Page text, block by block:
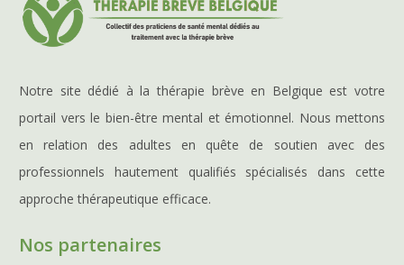
Notre site dédié à la thérapie brève en Belgique est votre
portail vers le bien-être mental et émotionnel. Nous mettons
en relation des adultes en quête de soutien avec des
professionnels hautement qualifiés spécialisés dans cette
approche thérapeutique efficace.
Nos partenaires